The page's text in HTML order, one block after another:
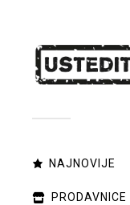
NAJNOVIJE
PRODAVNICE